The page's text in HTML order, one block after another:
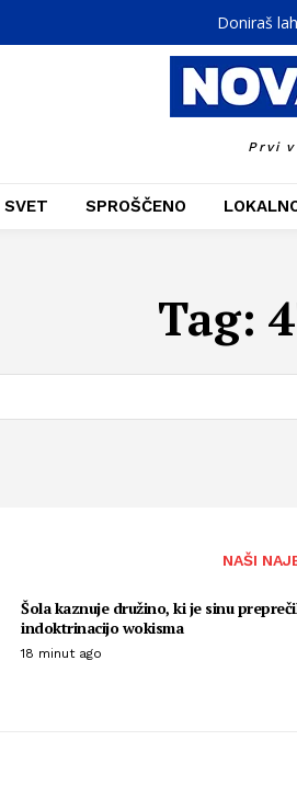
Doniraš
Prvi
SVET SPROŠČENO
Tag:
NAŠI
Šola kaznuje družino, ki je sinu
indoktrinacijo wokisma
18 minut ago